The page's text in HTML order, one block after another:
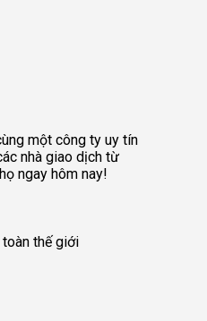
một công ty uy tín
nhà giao dịch từ
ngay hôm nay!
thế giới